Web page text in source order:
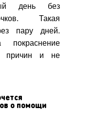
день без
Такая
пару дней.
причин и не
о помощи